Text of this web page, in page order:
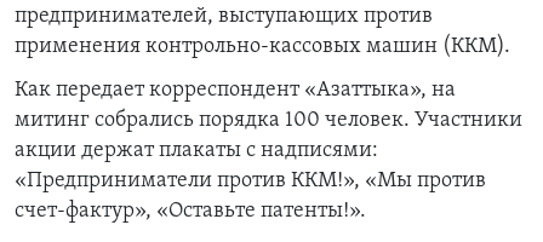
предпринимателей, выступающих против
применения контрольно-кассовых машин (ККМ).
Как передает корреспондент «Азаттыка», на
митинг собрались порядка 100 человек. Участники
акции держат плакаты с надписями:
«Предприниматели против ККМ!», «Мы против
счет-фактур», «Оставьте патенты!».